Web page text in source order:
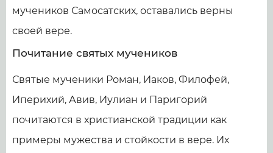
мучеников Самосатских, оставались верны
своей вере.
Почитание святых мучеников
Святые мученики Роман, Иаков, Филофей,
Иперихий, Авив, Иулиан и Паригорий
почитаются в христианской традиции как
примеры мужества и стойкости в вере. Их